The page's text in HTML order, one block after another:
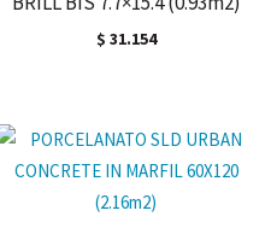
$ 31.154